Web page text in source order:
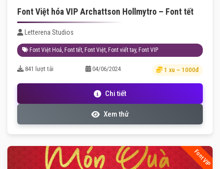
Font Việt hóa VIP Archattson Hollmytro – Font tết
Letterena Studios
Font Việt Hoá, Font tết, Font Việt, Font viết tay, Font VIP
841 lượt tải 04/06/2024 1 xu ~ 1000đ
Chi tiết
Xem thử
Font VIP